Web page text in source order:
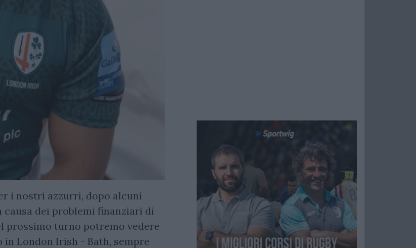
i nostri azzurri, dopo alcuni
dei problemi finanziari di
prossimo turno potremo vedere
London Irish - Bath, sempre